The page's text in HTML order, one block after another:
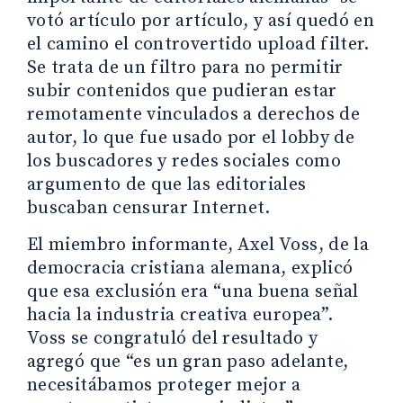
votó artículo por artículo, y así quedó en
el camino el controvertido upload filter.
Se trata de un filtro para no permitir
subir contenidos que pudieran estar
remotamente vinculados a derechos de
autor, lo que fue usado por el lobby de
los buscadores y redes sociales como
argumento de que las editoriales
buscaban censurar Internet.
El miembro informante, Axel Voss, de la
democracia cristiana alemana, explicó
que esa exclusión era “una buena señal
hacia la industria creativa europea”.
Voss se congratuló del resultado y
agregó que “es un gran paso adelante,
necesitábamos proteger mejor a